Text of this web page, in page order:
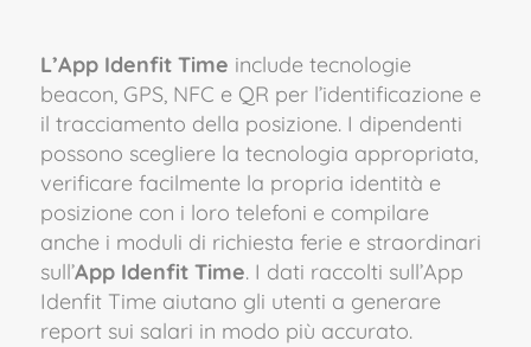
L’App Idenfit Time include tecnologie
beacon, GPS, NFC e QR per l’identificazione e
il tracciamento della posizione. I dipendenti
possono scegliere la tecnologia appropriata,
verificare facilmente la propria identità e
posizione con i loro telefoni e compilare
anche i moduli di richiesta ferie e straordinari
sull’App Idenfit Time. I dati raccolti sull’App
Idenfit Time aiutano gli utenti a generare
report sui salari in modo più accurato.